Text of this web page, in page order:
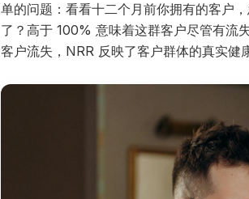
单的问题：看看十二个月前你拥有的客户
了？高于 100% 意味着这群客户尽管有流
客户流失，NRR 反映了客户群体的真实健